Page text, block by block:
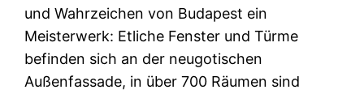
und Wahrzeichen von Budapest ein
Meisterwerk: Etliche Fenster und Türme
befinden sich an der neugotischen
Außenfassade, in über 700 Räumen sind